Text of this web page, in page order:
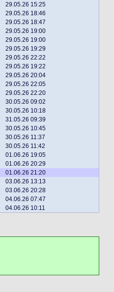
29.05.26 15:25
29.05.26 18:46
29.05.26 18:47
29.05.26 19:00
29.05.26 19:00
29.05.26 19:29
29.05.26 22:22
29.05.26 19:22
29.05.26 20:04
29.05.26 22:05
29.05.26 22:20
30.05.26 09:02
30.05.26 10:18
31.05.26 09:39
30.05.26 10:45
30.05.26 11:37
30.05.26 11:42
01.06.26 19:05
01.06.26 20:29
01.06.26 21:20
03.06.26 13:13
03.06.26 20:28
04.06.26 07:47
04.06.26 10:11